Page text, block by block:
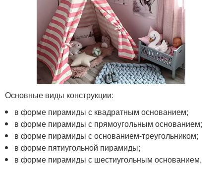
Основные виды конструкции:
в форме пирамиды с квадратным основанием;
в форме пирамиды с прямоугольным основанием;
в форме пирамиды с основанием-треугольником;
в форме пятиугольной пирамиды;
в форме пирамиды с шестиугольным основанием.